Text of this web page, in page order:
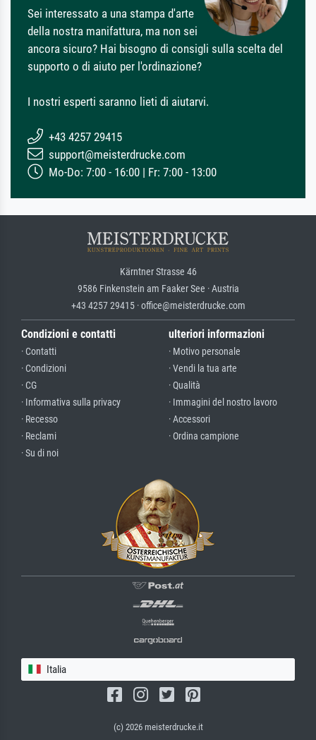
Sei interessato a una stampa d'arte
della nostra manifattura, ma non sei
ancora sicuro? Hai bisogno di consigli sulla scelta del
supporto o di aiuto per l'ordinazione?
I nostri esperti saranno lieti di aiutarvi.
+43 4257 29415
support@meisterdrucke.com
Mo-Do: 7:00 - 16:00 | Fr: 7:00 - 13:00
Kärntner Strasse 46
9586 Finkenstein am Faaker See · Austria
+43 4257 29415 · office@meisterdrucke.com
Condizioni e contatti
· Contatti
· Condizioni
· CG
· Informativa sulla privacy
· Recesso
· Reclami
· Su di noi
ulteriori informazioni
· Motivo personale
· Vendi la tua arte
· Qualità
· Immagini del nostro lavoro
· Accessori
· Ordina campione
Italia
(c) 2026 meisterdrucke.it